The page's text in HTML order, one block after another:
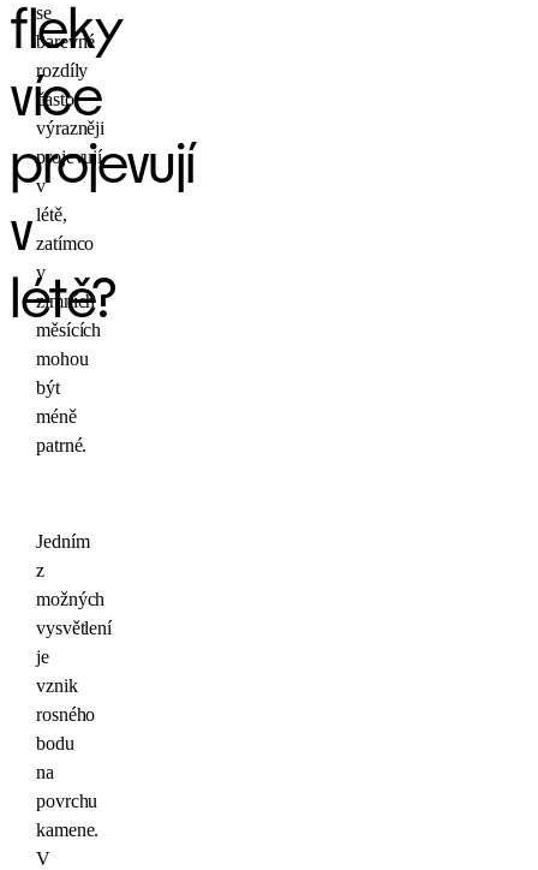
fleky
více
projevují
v
létě?
se
barevné
rozdíly
často
výrazněji
projevují
v
létě,
zatímco
v
zimních
měsících
mohou
být
méně
patrné.
Jedním
z
možných
vysvětlení
je
vznik
rosného
bodu
na
povrchu
kamene.
V